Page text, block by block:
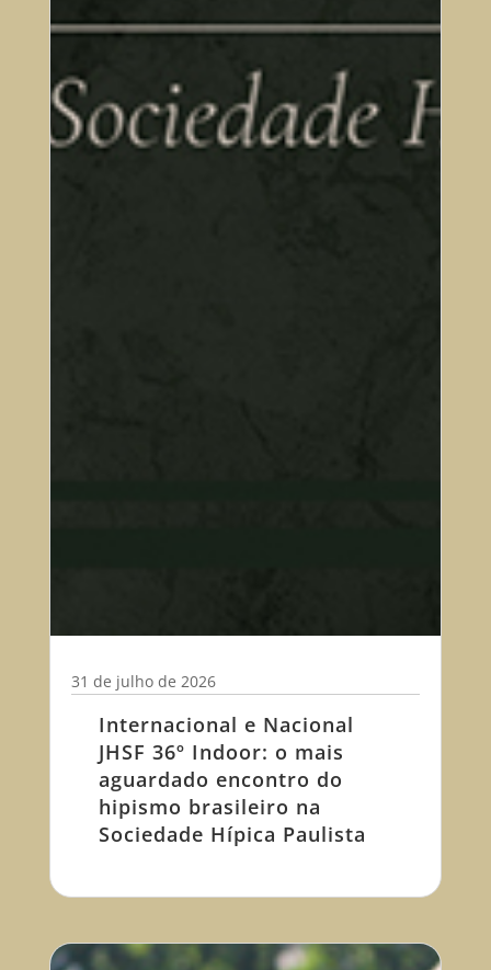
Internacional e Nacional
JHSF 36º Indoor: o mais
aguardado encontro do
hipismo brasileiro na
Sociedade Hípica Paulista
31 de julho de 2026